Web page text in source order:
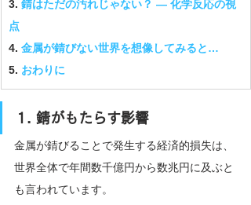
3. 錆はただの汚れじゃない？ — 化学反応の視
点
4. 金属が錆びない世界を想像してみると…
5. おわりに
1. 錆がもたらす影響
金属が錆びることで発生する経済的損失は、
世界全体で年間数千億円から数兆円に及ぶと
も言われています。